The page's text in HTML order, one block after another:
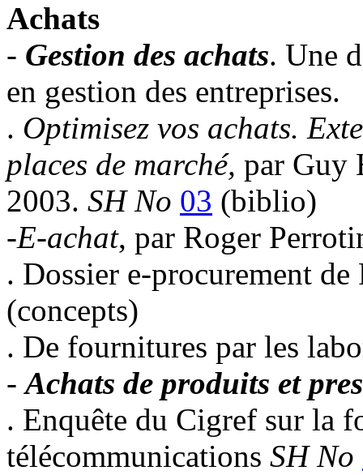
Achats
- Gestion des achats. Une
en gestion des entreprises.
. Optimisez vos achats.
places de marché, par Guy
2003. SH No 03 (biblio)
-E-achat, par Roger
. Dossier e-procurement
(concepts)
. De fournitures par les
-Achats de produits et
. Enquête du Cigref sur la
télécommunications SH No